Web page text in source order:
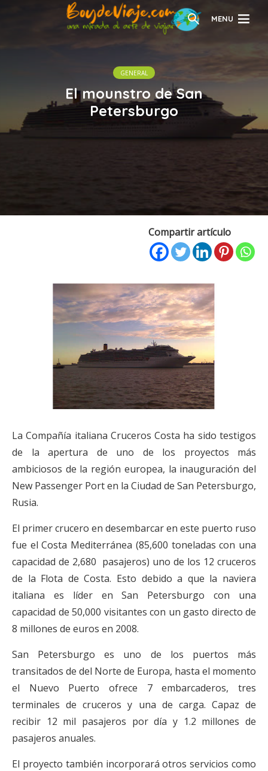
MENU
GENERAL
El mounstro de San
Petersburgo
Compartir artículo
La Compañía italiana Cruceros Costa ha sido testigos
de la apertura de uno de los proyectos más
ambiciosos de la región europea, la inauguración del
New Passenger Port en la Ciudad de San Petersburgo,
Rusia.
El primer crucero en desembarcar en este puerto ruso
fue el Costa Mediterránea (85,600 toneladas con una
capacidad de 2,680 pasajeros) uno de los 12 cruceros
de la Flota de Costa. Esto debido a que la naviera
italiana es líder en San Petersburgo con una
capacidad de 50,000 visitantes con un gasto directo de
8 millones de euros en 2008.
San Petersburgo es uno de los puertos más
transitados de del Norte de Europa, hasta el momento
el Nuevo Puerto ofrece 7 embarcaderos, tres
terminales de cruceros y una de carga. Capaz de
recibir 12 mil pasajeros por día y 1.2 millones de
pasajeros anuales.
El proyecto también incorporará otros servicios como